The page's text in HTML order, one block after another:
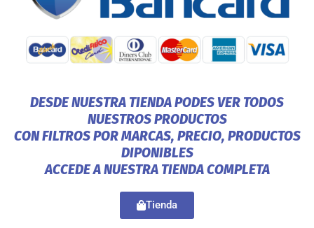
DESDE NUESTRA TIENDA PODES VER TODOS
NUESTROS PRODUCTOS
CON FILTROS POR MARCAS, PRECIO, PRODUCTOS
DIPONIBLES
ACCEDE A NUESTRA TIENDA COMPLETA
Tienda